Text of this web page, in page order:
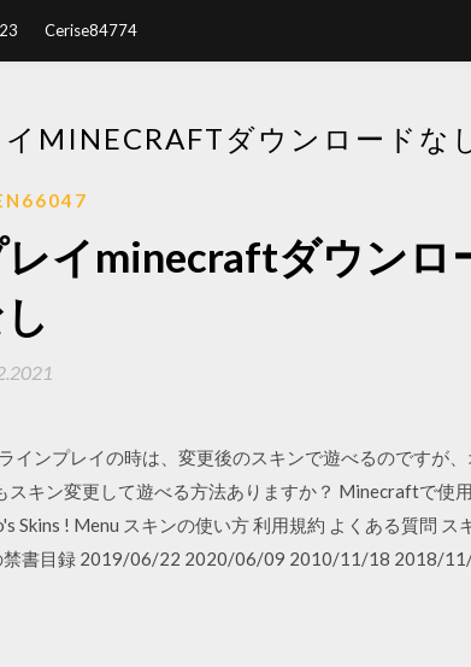
Cerise84774
MINECRAFTダウンロードな
イminecraftダウンロ
インプレイの時は、変更後のスキンで遊べるのですが、
キン変更して遊べる方法ありますか？ Minecraftで使
Skins ! Menu スキンの使い方 利用規約 よくある質問 ス
禁書目録 2019/06/22 2020/06/09 2010/11/18 2018/